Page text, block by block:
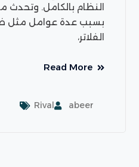
النظام بالكامل.
بسبب عدة عوامل مثل
الفلاتر،
Read More
abeer
Rival